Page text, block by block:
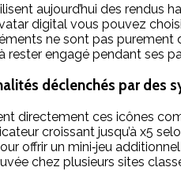
aujourd’hui des rendus
digital vous pouvez
ne sont pas
rester engagé pendant ses
déclenchés par des
directement ces icônes
croissant jusqu’à x5
offrir un mini‑jeu
chez plusieurs sites